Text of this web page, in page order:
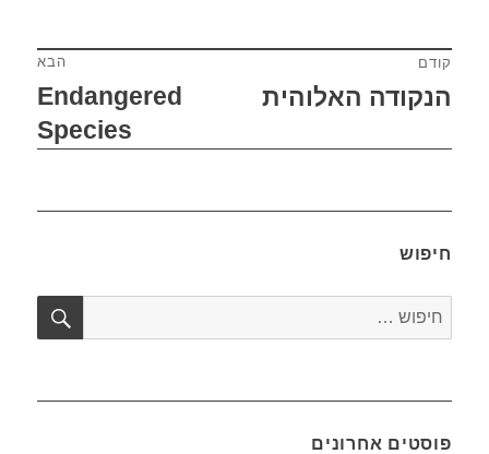
ניווט
קודם
הפוסט
הנקודה האלוהית
הבא
הפוסט
Endangered
Species
חיפוש
חפש:
פוסטים אחרונים